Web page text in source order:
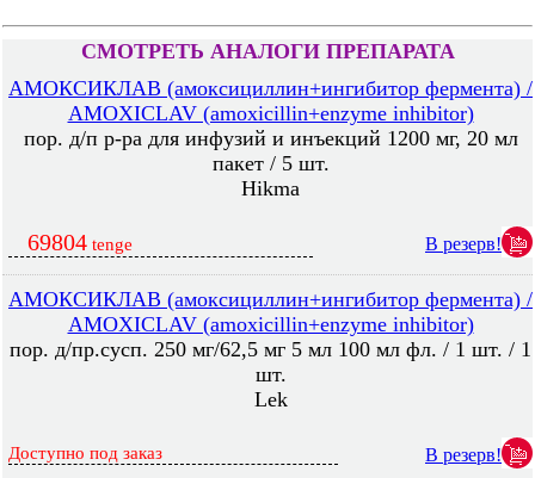
СМОТРЕТЬ АНАЛОГИ ПРЕПАРАТА
АМОКСИКЛАВ (амоксициллин+ингибитор фермента) /
AMOXICLAV (amoxicillin+enzyme inhibitor)
пор. д/п р-ра для инфузий и инъекций 1200 мг, 20 мл
пакет / 5 шт.
Hikma
69804 tenge В резерв!
АМОКСИКЛАВ (амоксициллин+ингибитор фермента) /
AMOXICLAV (amoxicillin+enzyme inhibitor)
пор. д/пр.сусп. 250 мг/62,5 мг 5 мл 100 мл фл. / 1 шт. / 1
шт.
Lek
Доступно под заказ В резерв!